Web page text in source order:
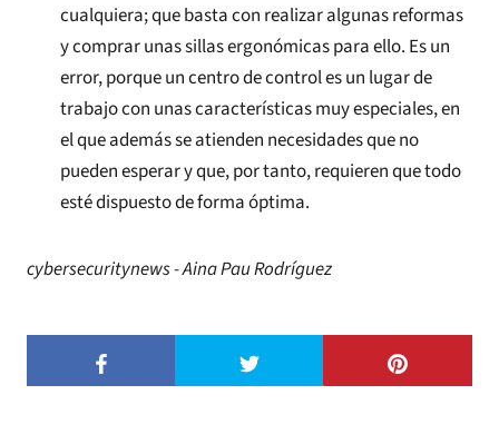
cualquiera; que basta con realizar algunas reformas
y comprar unas sillas ergonómicas para ello. Es un
error, porque un centro de control es un lugar de
trabajo con unas características muy especiales, en
el que además se atienden necesidades que no
pueden esperar y que, por tanto, requieren que todo
esté dispuesto de forma óptima.
cybersecuritynews - Aina Pau Rodríguez